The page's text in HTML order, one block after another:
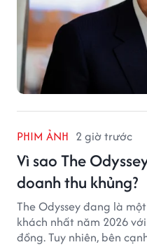
PHIM ẢNH 2 giờ trước
Vì sao The
doanh thu khủng?
The Odyssey đang là
khách nhất năm 2026
đồng. Tuy nhiên, bên